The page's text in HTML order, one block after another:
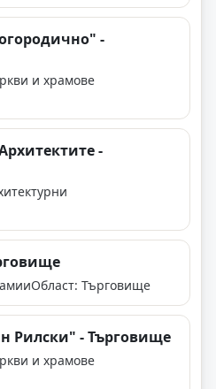
-
и храмове
-
Област: Търговище
Рилски" - Търговище
и храмове